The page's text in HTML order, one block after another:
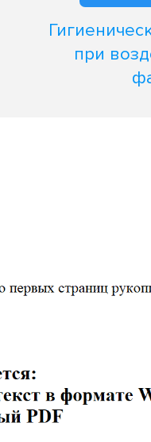
при